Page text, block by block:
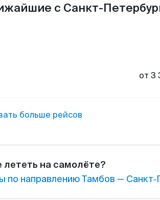
с Санкт-
от 3
больше рейсов
лететь на самолёте?
направлению Тамбов —